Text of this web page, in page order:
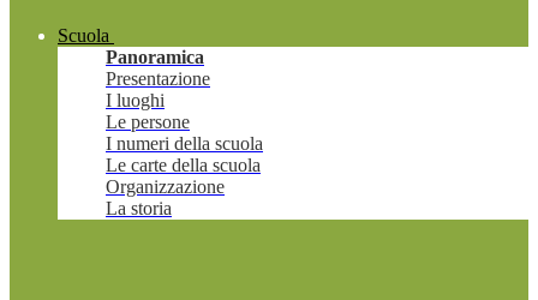
Scuola
Panoramica
Presentazione
I luoghi
Le persone
I numeri della scuola
Le carte della scuola
Organizzazione
La storia